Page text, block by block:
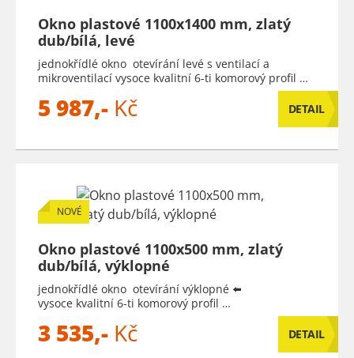
Okno plastové 1100x1400 mm, zlatý
dub/bílá, levé
jednokřídlé okno otevírání levé s ventilací a
mikroventilací vysoce kvalitní 6-ti komorový profil …
5 987,- Kč DETAIL
NOVÉ
Okno plastové 1100x500 mm, zlatý
dub/bílá, výklopné
jednokřídlé okno otevírání výklopné ⬅️
vysoce kvalitní 6-ti komorový profil …
3 535,- Kč DETAIL